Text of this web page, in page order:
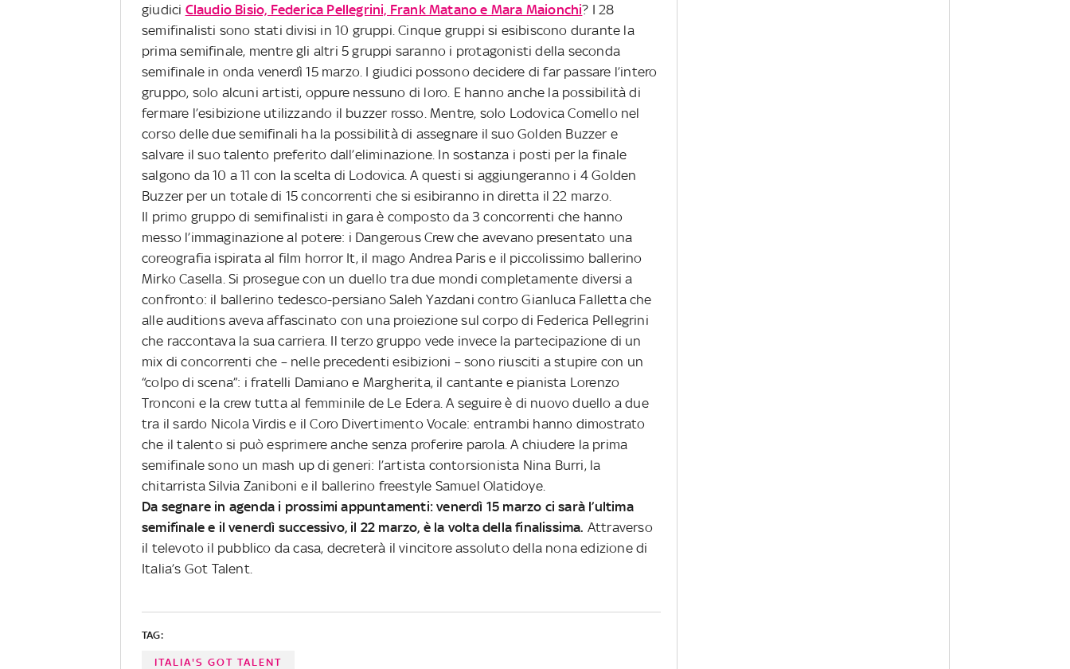
giudici Claudio Bisio, Federica Pellegrini, Frank Matano e Mara Maionchi? I 28
semifinalisti sono stati divisi in 10 gruppi. Cinque gruppi si esibiscono durante la
prima semifinale, mentre gli altri 5 gruppi saranno i protagonisti della seconda
semifinale in onda venerdì 15 marzo. I giudici possono decidere di far passare l’intero
gruppo, solo alcuni artisti, oppure nessuno di loro. E hanno anche la possibilità di
fermare l’esibizione utilizzando il buzzer rosso. Mentre, solo Lodovica Comello nel
corso delle due semifinali ha la possibilità di assegnare il suo Golden Buzzer e
salvare il suo talento preferito dall’eliminazione. In sostanza i posti per la finale
salgono da 10 a 11 con la scelta di Lodovica. A questi si aggiungeranno i 4 Golden
Buzzer per un totale di 15 concorrenti che si esibiranno in diretta il 22 marzo.
Il primo gruppo di semifinalisti in gara è composto da 3 concorrenti che hanno
messo l’immaginazione al potere: i Dangerous Crew che avevano presentato una
coreografia ispirata al film horror It, il mago Andrea Paris e il piccolissimo ballerino
Mirko Casella. Si prosegue con un duello tra due mondi completamente diversi a
confronto: il ballerino tedesco-persiano Saleh Yazdani contro Gianluca Falletta che
alle auditions aveva affascinato con una proiezione sul corpo di Federica Pellegrini
che raccontava la sua carriera. Il terzo gruppo vede invece la partecipazione di un
mix di concorrenti che – nelle precedenti esibizioni – sono riusciti a stupire con un
“colpo di scena”: i fratelli Damiano e Margherita, il cantante e pianista Lorenzo
Tronconi e la crew tutta al femminile de Le Edera. A seguire è di nuovo duello a due
tra il sardo Nicola Virdis e il Coro Divertimento Vocale: entrambi hanno dimostrato
che il talento si può esprimere anche senza proferire parola. A chiudere la prima
semifinale sono un mash up di generi: l’artista contorsionista Nina Burri, la
chitarrista Silvia Zaniboni e il ballerino freestyle Samuel Olatidoye.
Da segnare in agenda i prossimi appuntamenti: venerdì 15 marzo ci sarà l’ultima
semifinale e il venerdì successivo, il 22 marzo, è la volta della finalissima. Attraverso
il televoto il pubblico da casa, decreterà il vincitore assoluto della nona edizione di
Italia’s Got Talent.
TAG:
ITALIA'S GOT TALENT